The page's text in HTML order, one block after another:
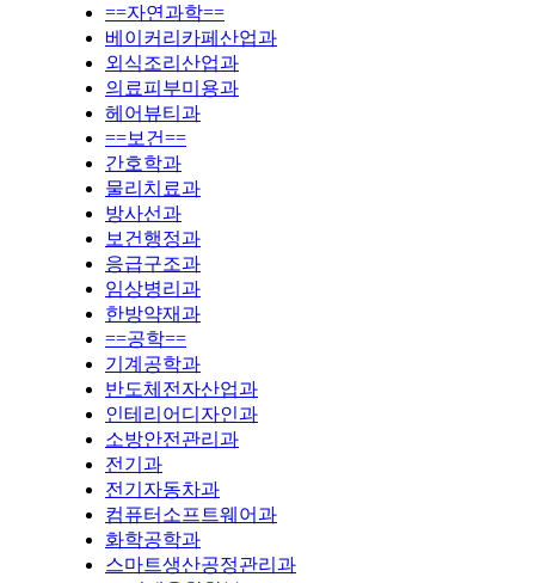
==자연과학==
베이커리카페산업과
외식조리산업과
의료피부미용과
헤어뷰티과
==보건==
간호학과
물리치료과
방사선과
보건행정과
응급구조과
임상병리과
한방약재과
==공학==
기계공학과
반도체전자산업과
인테리어디자인과
소방안전관리과
전기과
전기자동차과
컴퓨터소프트웨어과
화학공학과
스마트생산공정관리과